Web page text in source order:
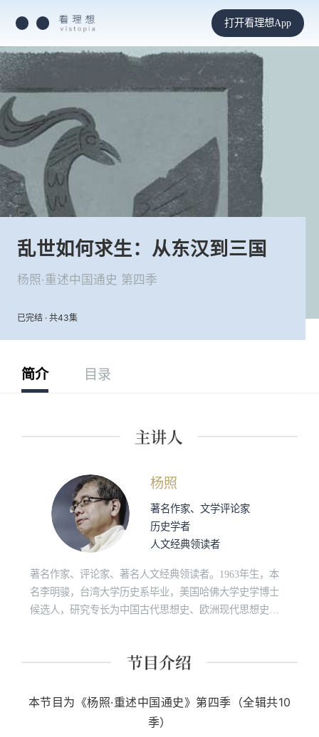
打开看理想App
乱世如何求生：从东汉到三国
杨照·重述中国通史 第四季
已完结 · 共43集
简介 目录
杨照
著名作家、文学评论家
历史学者
人文经典领读者
著名作家、评论家、著名人文经典领读者。1963年生，本
名李明骏，台湾大学历史系毕业，美国哈佛大学史学博士
候选人，研究专长为中国古代思想史、欧洲现代思想史、
《故事照亮未来》《想乐：聆听音符背后的美丽心灵》
本节目为《杨照·重述中国通史》第四季（全辑共10
季）